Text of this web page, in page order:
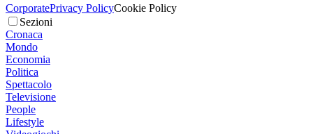
CorporatePrivacy PolicyCookie Policy
Sezioni
Cronaca
Mondo
Economia
Politica
Spettacolo
Televisione
People
Lifestyle